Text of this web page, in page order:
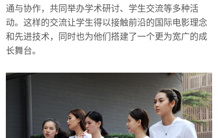
通与协作，共同举办学术研讨、学生交流等多种活
动。这样的交流让学生得以接触前沿的国际电影理念
和先进技术，同时也为他们搭建了一个更为宽广的成
长舞台。